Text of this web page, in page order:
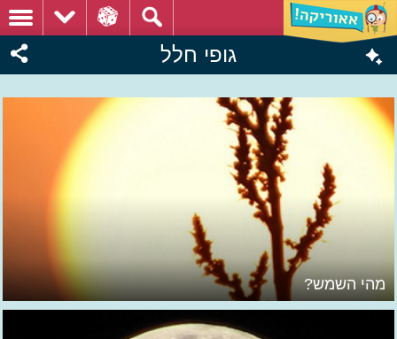
גופי חלל
מהי השמש?